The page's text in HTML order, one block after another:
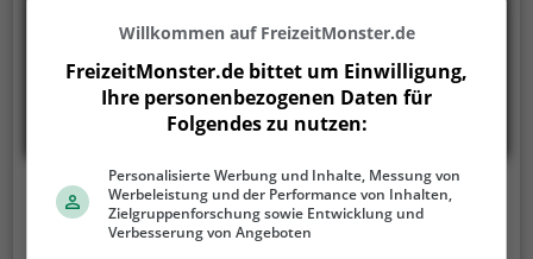
Kletterwald Oldenburg-Hatten
Kreyenweg 10, 26209 Hatten
Willkommen auf FreizeitMonster.de
FreizeitMonster.de bittet um Einwilligung,
Ihre personenbezogenen Daten für
Folgendes zu nutzen:
Personalisierte Werbung und Inhalte, Messung von
Werbeleistung und der Performance von Inhalten,
Zielgruppenforschung sowie Entwicklung und
Verbesserung von Angeboten